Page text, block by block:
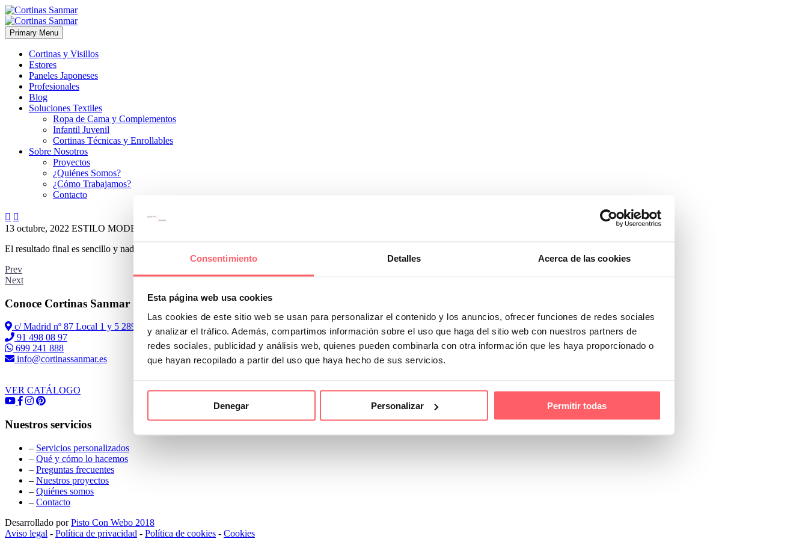
Consentimiento Detalles Acerca de las cookies
Esta página web usa cookies
Las cookies de este sitio web se usan para personalizar el contenido y los anuncios, ofrecer funciones de redes sociales
y analizar el tráfico. Además, compartimos información sobre el uso que haga del sitio web con nuestros partners de
redes sociales, publicidad y análisis web, quienes pueden combinarla con otra información que les haya proporcionado o
que hayan recopilado a partir del uso que haya hecho de sus servicios.
Denegar Personalizar Permitir todas
Primary Menu
Cortinas y Visillos
Estores
Paneles Japoneses
Profesionales
Blog
Soluciones Textiles
Ropa de Cama y Complementos
Infantil Juvenil
Cortinas Técnicas y Enrollables
Sobre Nosotros
Proyectos
¿Quiénes Somos?
¿Cómo Trabajamos?
Contacto
 
13 octubre, 2022 ESTILO MODERNO
El resultado final es sencillo y nada recargado con un toque de color
Prev
Next
Conoce Cortinas Sanmar
c/ Madrid nº 87 Local 1 y 5 28970 Madrid
91 498 08 97
699 241 888
info@cortinassanmar.es
VER CATÁLOGO
Nuestros servicios
– Servicios personalizados
– Qué y cómo lo hacemos
– Preguntas frecuentes
– Nuestros proyectos
– Quiénes somos
– Contacto
Desarrollado porPisto Con Webo 2018
Aviso legal - Política de privacidad - Política de cookies - Cookies